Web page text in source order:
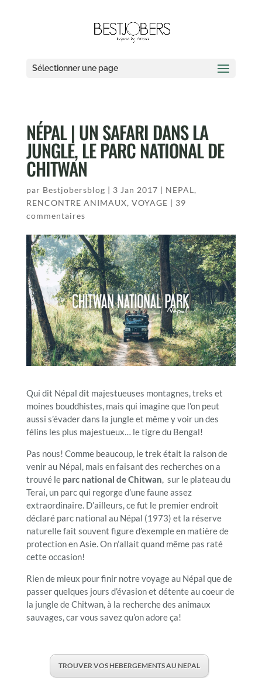
Sélectionner une page
NÉPAL | UN SAFARI DANS LA
JUNGLE, LE PARC NATIONAL DE
CHITWAN
par Bestjobersblog | 3 Jan 2017 | NEPAL ,
RENCONTRE ANIMAUX, VOYAGE | 39
commentaires
Qui dit Népal dit majestueuses montagnes, treks et
moines bouddhistes, mais qui imagine que l’on peut
aussi s’évader dans la jungle et même y voir un des
félins les plus majestueux… le tigre du Bengal!
Pas nous! Comme beaucoup, le trek était la raison de
venir au Népal, mais en faisant des recherches on a
trouvé le parc national de Chitwan, sur le plateau du
Terai, un parc qui regorge d’une faune assez
extraordinaire. D’ailleurs, ce fut le premier endroit
déclaré parc national au Népal (1973) et la réserve
naturelle fait souvent figure d’exemple en matière de
protection en Asie. On n’allait quand même pas raté
cette occasion!
Rien de mieux pour finir notre voyage au Népal que de
passer quelques jours d’évasion et détente au coeur de
la jungle de Chitwan, à la recherche des animaux
sauvages, car vous savez qu’on adore ça!
TROUVER VOS HEBERGEMENTS AU NEPAL